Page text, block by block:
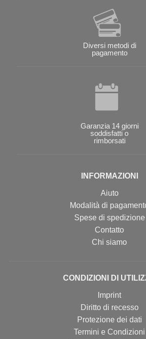
Diversi metodi di
pagamento
Garanzia 14 giorni
soddisfatti o
rimborsati
INFORMAZIONI
Aiuto
Modalità di
Spese di spedizione
Contatto
Chi siamo
CONDIZIONI DI
Imprint
Diritto di recesso
Protezione dei dati
Termini e Condizioni